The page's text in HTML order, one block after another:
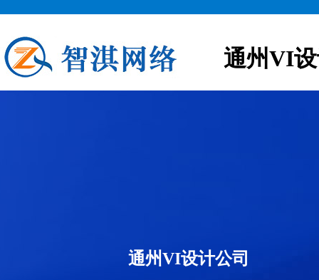
通州VI
通州VI设计公司